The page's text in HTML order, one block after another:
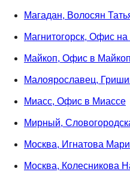
Магадан, Волосян
Магнитогорск, Офис
Майкоп, Офис в
Малоярославец,
Миасс, Офис в Миассе
Мирный,
Москва, Игнатова
Москва, Колесникова